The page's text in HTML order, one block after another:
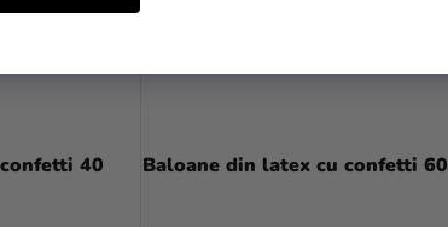
40 Baloane din latex cu confetti 60